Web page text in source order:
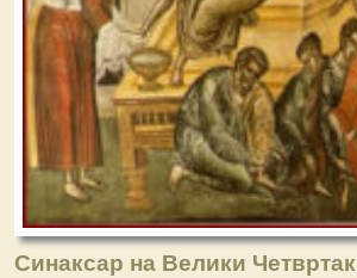
Синаксар на Велики Четвртак